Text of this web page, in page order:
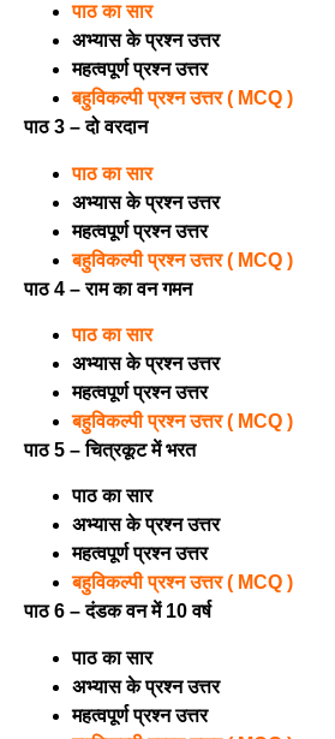
पाठ का सार
अभ्यास के प्रश्न उत्तर
महत्वपूर्ण प्रश्न उत्तर
बहुविकल्पी प्रश्न उत्तर ( MCQ )
पाठ 3 – दो वरदान
पाठ का सार
अभ्यास के प्रश्न उत्तर
महत्वपूर्ण प्रश्न उत्तर
बहुविकल्पी प्रश्न उत्तर ( MCQ )
पाठ 4 – राम का वन गमन
पाठ का सार
अभ्यास के प्रश्न उत्तर
महत्वपूर्ण प्रश्न उत्तर
बहुविकल्पी प्रश्न उत्तर ( MCQ )
पाठ 5 – चित्रकूट में भरत
पाठ का सार
अभ्यास के प्रश्न उत्तर
महत्वपूर्ण प्रश्न उत्तर
बहुविकल्पी प्रश्न उत्तर ( MCQ )
पाठ 6 – दंडक वन में 10 वर्ष
पाठ का सार
अभ्यास के प्रश्न उत्तर
महत्वपूर्ण प्रश्न उत्तर